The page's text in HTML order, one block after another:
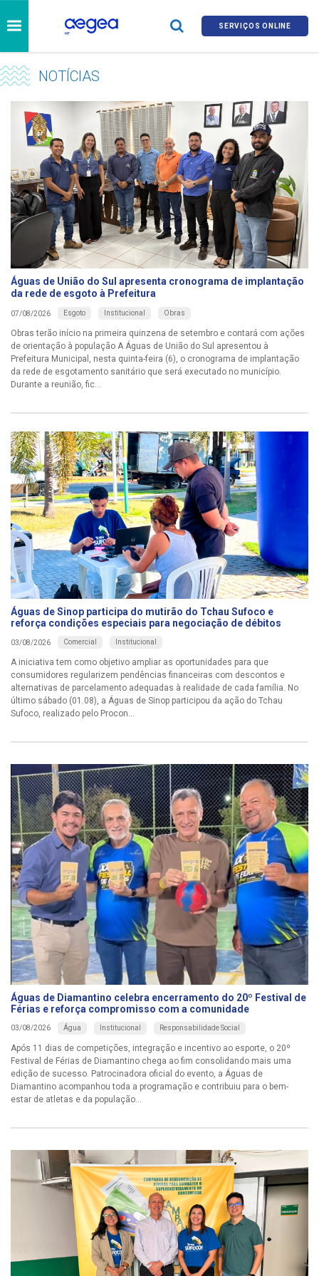
SERVIÇOS ONLINE
NOTÍCIAS
Águas de União do Sul apresenta cronograma de implantação
da rede de esgoto à Prefeitura
07/08/2026 Esgoto Institucional Obras
Obras terão início na primeira quinzena de setembro e contará com ações
de orientação à população A Águas de União do Sul apresentou à
Prefeitura Municipal, nesta quinta-feira (6), o cronograma de implantação
da rede de esgotamento sanitário que será executado no município.
Durante a reunião, fic...
Águas de Sinop participa do mutirão do Tchau Sufoco e
reforça condições especiais para negociação de débitos
03/08/2026 Comercial Institucional
A iniciativa tem como objetivo ampliar as oportunidades para que
consumidores regularizem pendências financeiras com descontos e
alternativas de parcelamento adequadas à realidade de cada família. No
último sábado (01.08), a Águas de Sinop participou da ação do Tchau
Sufoco, realizado pelo Procon...
Águas de Diamantino celebra encerramento do 20º Festival de
Férias e reforça compromisso com a comunidade
03/08/2026 Água Institucional Responsabilidade Social
Após 11 dias de competições, integração e incentivo ao esporte, o 20º
Festival de Férias de Diamantino chega ao fim consolidando mais uma
edição de sucesso. Patrocinadora oficial do evento, a Águas de
Diamantino acompanhou toda a programação e contribuiu para o bem-
estar de atletas e da população...